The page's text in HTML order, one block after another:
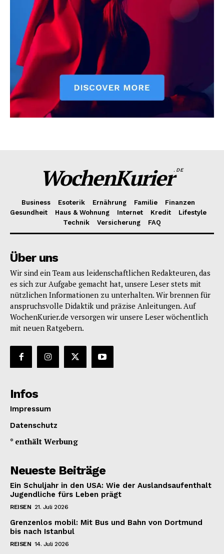
WochenKurier.DE
Business Esoterik Ernährung Familie
Finanzen
Gesundheit
Haus & Wohnung Internet Kredit
Lifestyle
Technik
Versicherung FAQ
Über uns
Wir sind ein Team aus leidenschaftlichen Redakteuren, das
es sich zur Aufgabe gemacht hat, unsere Leser stets mit
nützlichen Informationen zu unterhalten. Wir brennen für
anspruchsvolle Didaktik und präzise Anleitungen. Auf
WochenKurier.de versorgen wir unsere Leser wöchentlich
mit neuen Ratgebern.
Infos
Impressum
Datenschutz
* enthält Werbung
Neueste Beiträge
Ein Schuljahr in den USA: Wie der Auslandsaufenthalt
Jugendliche fürs Leben prägt
REISEN 21. Juli 2026
Grenzenlos mobil: Mit Bus und Bahn von Dortmund
bis nach Istanbul
REISEN 14. Juli 2026